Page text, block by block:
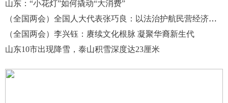
山东：“小花灯”如何撬动“大消费”
（全国两会）全国人大代表张巧良：以法治护航民营经济健康发展
（全国两会）李兴钰：赓续文化根脉 凝聚华裔新生代
山东10市出现降雪，泰山积雪深度达23厘米